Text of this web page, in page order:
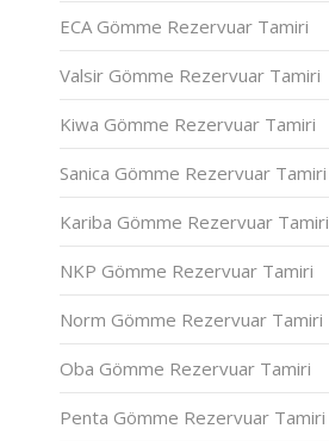
ECA Gömme Rezervuar Tamiri
Valsir Gömme Rezervuar Tamiri
Kiwa Gömme Rezervuar Tamiri
Sanica Gömme Rezervuar Tamiri
Kariba Gömme Rezervuar Tamiri
NKP Gömme Rezervuar Tamiri
Norm Gömme Rezervuar Tamiri
Oba Gömme Rezervuar Tamiri
Penta Gömme Rezervuar Tamiri